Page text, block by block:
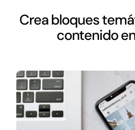
Eventos
Crea bloques
contenido